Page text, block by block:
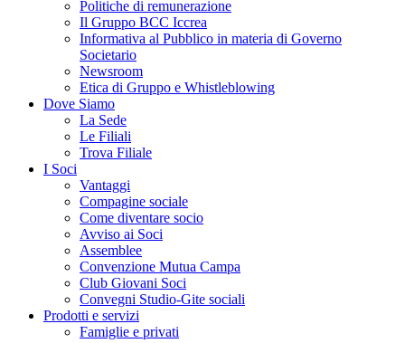
Politiche di remunerazione
Il Gruppo BCC Iccrea
Informativa al Pubblico in materia di Governo
Societario
Newsroom
Etica di Gruppo e Whistleblowing
Dove Siamo
La Sede
Le Filiali
Trova Filiale
I Soci
Vantaggi
Compagine sociale
Come diventare socio
Avviso ai Soci
Assemblee
Convenzione Mutua Campa
Club Giovani Soci
Convegni Studio-Gite sociali
Prodotti e servizi
Famiglie e privati